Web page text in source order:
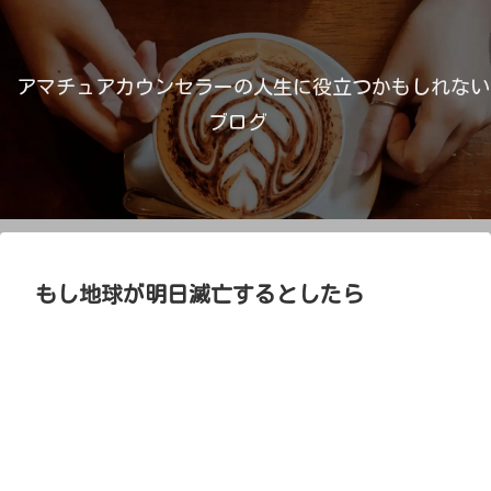
アマチュアカウンセラーの人生に役立つかもしれない
ブログ
もし地球が明日滅亡するとしたら